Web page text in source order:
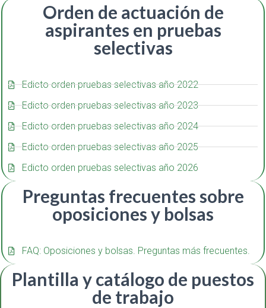
Orden de actuación de
aspirantes en pruebas
selectivas
Edicto orden pruebas selectivas año 2022
Edicto orden pruebas selectivas año 2023
Edicto orden pruebas selectivas año 2024
Edicto orden pruebas selectivas año 2025
Edicto orden pruebas selectivas año 2026
Preguntas frecuentes sobre
oposiciones y bolsas
FAQ: Oposiciones y bolsas. Preguntas más frecuentes.
Plantilla y catálogo de puestos
de trabajo